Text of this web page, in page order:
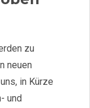
zu
neuen
in Kürze
und